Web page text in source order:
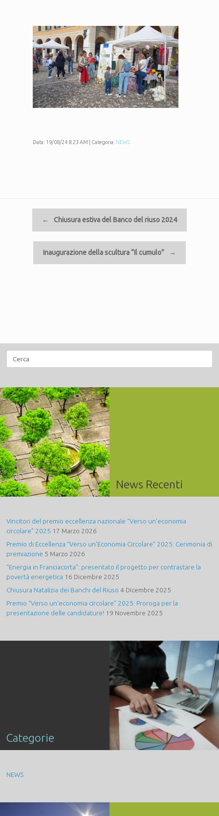
Data: 19/08/24 8:23 AM | Categoria: NEWS
←
Chiusura estiva del Banco del riuso 2024
Inaugurazione della scultura “Il cumulo” →
per:
News Recenti
Vincitori del premio eccellenza nazionale “Verso un’economia
circolare” 2025 17 Marzo 2026
Premio di Eccellenza “Verso un’Economia Circolare” 2025: Cerimonia di
premiazione 5 Marzo 2026
“Energia in Franciacorta”: presentato il progetto per contrastare la
povertà energetica 16 Dicembre 2025
Chiusura Natalizia dei Banchi del Riuso 4 Dicembre 2025
Premio “Verso un’economia circolare” 2025: Proroga per la
presentazione delle candidature! 19 Novembre 2025
Categorie
NEWS